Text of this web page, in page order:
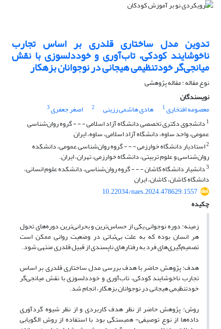
تدوین مدل ساختاری قلدری بر اساس تجارب
ناخوشایند کودکی، تاب‌آوری و خوددلسوزی با نقش
میانجی‌گر خودتنظیمی هیجانی در نوجوانان بزهکار
نوع مقاله : مقاله پژوهشی
نویسندگان
معصومه افتخاری1 هادی هاشمی رزینی 2 اصغر جعفری3
1 دانشجوی دکتری تخصصی دانشگاه آزاد اسلامی - - - گروه روان‌شناسی
عمومی، واحد ساوه، دانشگاه آزاد اسلامی، ساوه، ایران
2استادیار دانشگاه خوارزمی - - - گروه روان‌شناسی عمومی، دانشکده
روان‌شناسی و علوم تربیتی، دانشگاه خوارزمی، تهران، ایران.
3دانشیار دانشگاه کاشان - - - گروه روان‌شناسی، دانشکده علوم انسانی،
دانشگاه کاشان، کاشان، ایران
10.22034/naes.2024.478629.1557
چکیده
زمینه: دوره نوجوانی یکی از حساس‌ترین و بحرانی‌ترین دوره‌های تحول
هر انسان بوده که به علت بی‌ثباتی در وضعیت روانی ممکن است
تصمیم‌گیری‌های فرد به رفتارهای ناپسندی از قبیل قلدری منتهی شود.
هدف: پژوهش حاضر با هدف بررسی مدل ساختاری قلدری بر اساس
تجارب ناخوشایند کودکی، تاب‌آوری و خوددلسوزی با نقش میانجی‌گر
خودتنظیمی هیجانی در نوجوانان بزهکار، انجام شد.
روش: پژوهش حاضر از نظر هدف کاربردی و از نظر شیوه گردآوری
داده‌ها از نوع توصیفی- همبستگی بود با استفاده از روش الگویابی